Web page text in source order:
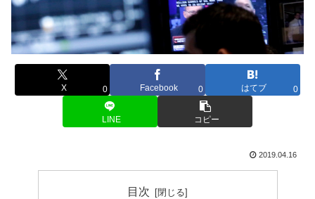
X 0 Facebook 0 はてブ 0
LINE コピー
2019.04.16
目次